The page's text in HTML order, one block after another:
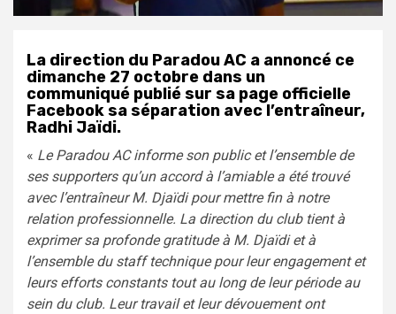
La direction du Paradou AC a annoncé ce
dimanche 27 octobre dans un
communiqué publié sur sa page officielle
Facebook sa séparation avec l’entraîneur,
Radhi Jaïdi.
« Le Paradou AC informe son public et l’ensemble de
ses supporters qu’un accord à l’amiable a été trouvé
avec l’entraîneur M. Djaïdi pour mettre fin à notre
relation professionnelle. La direction du club tient à
exprimer sa profonde gratitude à M. Djaïdi et à
l’ensemble du staff technique pour leur engagement et
leurs efforts constants tout au long de leur période au
sein du club. Leur travail et leur dévouement ont